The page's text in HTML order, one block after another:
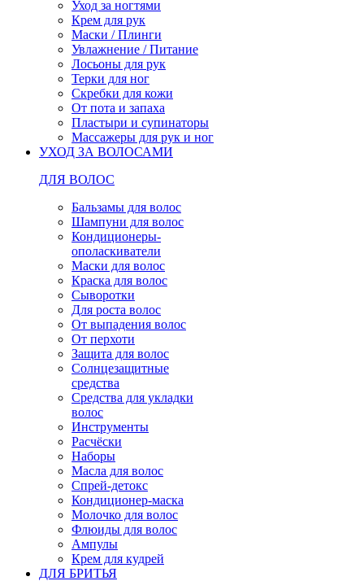
Уход за ногтями
Крем для рук
Маски / Плинги
Увлажнение / Питание
Лосьоны для рук
Терки для ног
Скребки для кожи
От пота и запаха
Пластыри и супинаторы
Массажеры для рук и ног
УХОД ЗА ВОЛОСАМИ
ДЛЯ ВОЛОС
Бальзамы для волос
Шампуни для волос
Кондиционеры-
ополаскиватели
Маски для волос
Краска для волос
Сыворотки
Для роста волос
От выпадения волос
От перхоти
Защита для волос
Солнцезащитные
средства
Средства для укладки
волос
Инструменты
Расчёски
Наборы
Масла для волос
Спрей-детокс
Кондиционер-маска
Молочко для волос
Флюиды для волос
Ампулы
Крем для кудрей
ДЛЯ БРИТЬЯ